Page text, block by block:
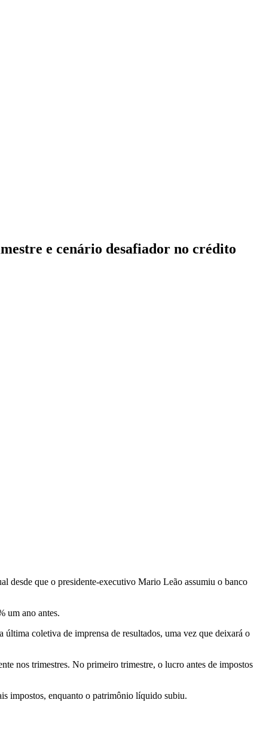
e cenário desafiador no crédito
desde que o presidente-executivo Mario Leão assumiu o banco
um ano antes.
coletiva de imprensa de resultados, uma vez que deixará o
nos trimestres. No primeiro trimestre, o lucro antes de impostos
impostos, enquanto o patrimônio líquido subiu.